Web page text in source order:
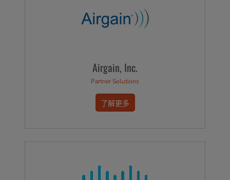
Airgain, Inc.
Partner Solutions
了解更多